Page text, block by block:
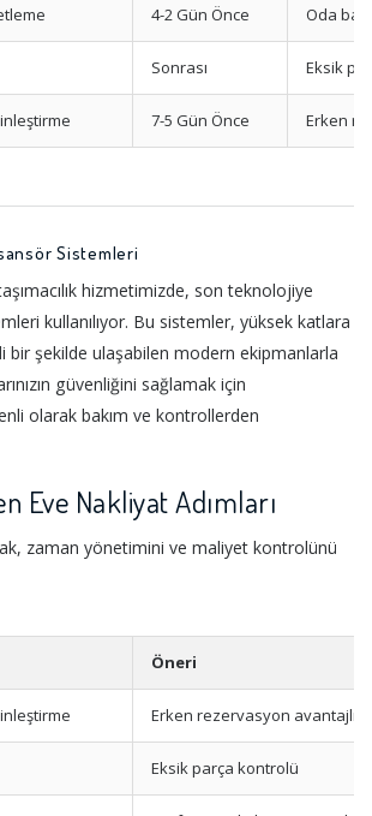
4-2 Gün Önce Oda
Sonrası Eksik
7-5 Gün Önce Erken
Sistemleri
hizmetimizde, son teknolojiye
kullanılıyor. Bu sistemler, yüksek katlara
bir şekilde ulaşabilen modern ekipmanlarla
güvenliğini sağlamak için
olarak bakım ve kontrollerden
Eve Nakliyat Adımları
zaman yönetimini ve maliyet kontrolünü
Öneri
Erken rezervasyon
Eksik parça kontrolü